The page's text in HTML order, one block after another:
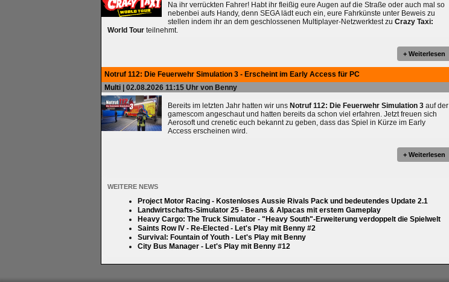
Na ihr verrückten Fahrer! Habt ihr fleißig eure Augen auf die Straße oder auch mal so
nebenbei aufs Handy, denn SEGA lädt euch ein, eure Fahrkünste unter Beweis zu
stellen indem ihr an dem geschlossenen Multiplayer-Netzwerktest zu Crazy Taxi:
World Tour teilnehmt.
+ Weiterlesen
Notruf 112: Die Feuerwehr Simulation 3 - Erscheint im Early Access für PC
Multi | 02.08.2026 11:15 Uhr von Benny
Bereits im letzten Jahr hatten wir uns Notruf 112: Die Feuerwehr Simulation 3 auf der
gamescom angeschaut und hatten bereits da schon viel erfahren. Jetzt freuen sich
Aerosoft und crenetic euch bekannt zu geben, dass das Spiel in Kürze im Early
Access erscheinen wird.
+ Weiterlesen
WEITERE NEWS
Project Motor Racing - Kostenloses Aussie Rivals Pack und bedeutendes Update 2.1
Landwirtschafts-Simulator 25 - Beans & Alpacas mit erstem Gameplay
Heavy Cargo: The Truck Simulator - "Heavy South"-Erweiterung verdoppelt die Spielwelt
Saints Row IV - Re-Elected - Let's Play mit Benny #2
Survival: Fountain of Youth - Let's Play mit Benny
City Bus Manager - Let's Play mit Benny #12